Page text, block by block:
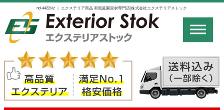
nd-4422siz ｜ エクステリア商品 和風庭園資材専門店|株式会社エクステリアストック